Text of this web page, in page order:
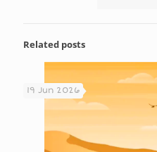
Related posts
19 Jun 2026